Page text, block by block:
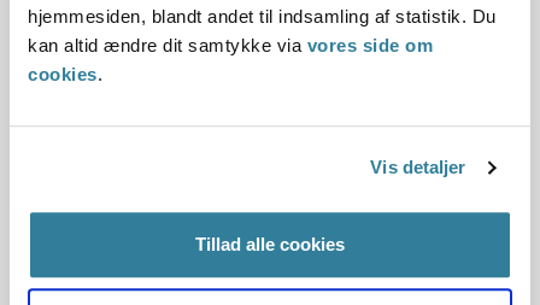
hjemmesiden, blandt andet til indsamling af statistik. Du
kan altid ændre dit samtykke via vores side om
cookies.
Vis detaljer
Tillad alle cookies
12.07.2013
Paragraf
§ 4 § 58